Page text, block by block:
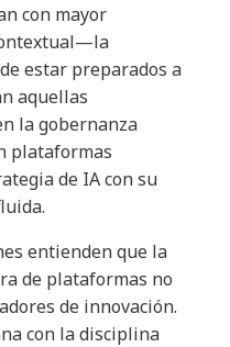
con mayor
estar preparados a
aquellas
la gobernanza
plataformas
de IA con su
entienden que la
de plataformas no
de innovación.
con la disciplina